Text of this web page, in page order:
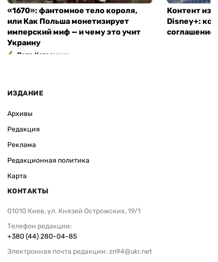
«1670»: фантомное тело короля,
или Как Польша монетизирует
имперский миф — и чему это учит
Украину
Петр Катеринич
Контент из
Disney+:
соглашение
ИЗДАНИЕ
Архивы
Редакция
Реклама
Редакционная политика
Карта
КОНТАКТЫ
01010 Киев, ул. Князей Острожских, 19/1
Телефон редакции:
+380 (44) 280-04-85
Электронная почта редакции: zn94@ukr.net